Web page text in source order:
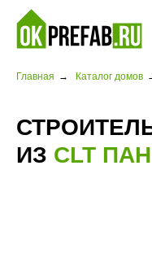
Главная → Каталог домов
ИЗ CLT